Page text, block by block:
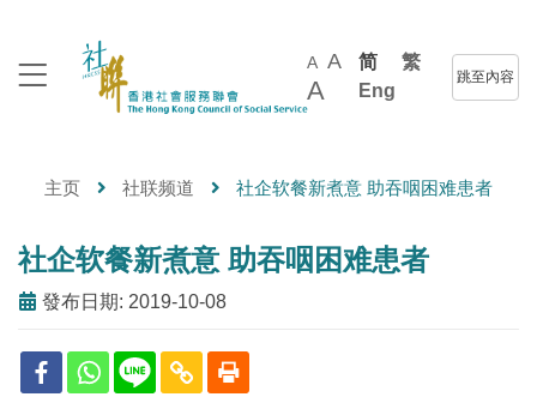
A A
A
简
繁
Eng
跳至內容
主页 社联频道 社企软餐新煮意 助吞咽困难患者
社企软餐新煮意 助吞咽困难患者
發布日期: 2019-10-08